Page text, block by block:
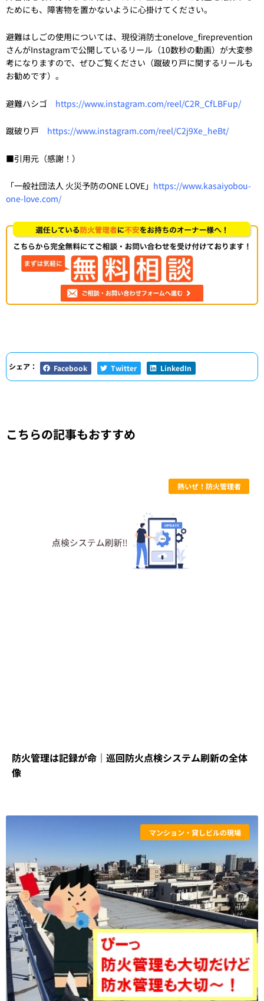
ためにも、障害物を置かないように心掛けてください。
避難はしごの使用については、現役消防士onelove_fireprevention
さんがInstagramで公開しているリール（10数秒の動画）が大変参
考になりますので、ぜひご覧ください（蹴破り戸に関するリールも
お勧めです）。
避難ハシゴ https://www.instagram.com/reel/C2R_CfLBFup/
蹴破り戸 https://www.instagram.com/reel/C2j9Xe_heBt/
■引用元（感謝！）
「一般社団法人 火災予防のONE LOVE」 https://www.kasaiyobou-
one-love.com/
シェア： Facebook Twitter LinkedIn
こちらの記事もおすすめ
熱いぜ！防火管理者
防火管理は記録が命｜巡回防火点検システム刷新の全体
像
マンション・貸しビルの現場